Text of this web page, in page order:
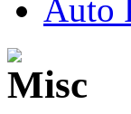
Auto